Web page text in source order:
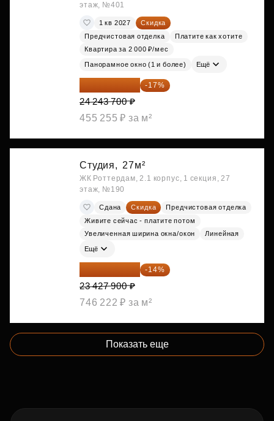
этаж, №401
1 кв 2027
Скидка
Предчистовая отделка
Платите как хотите
Квартира за 2 000 ₽/мес
Панорамное окно (1 и более) Ещё
20 122 271 ₽ -17%
24 243 700 ₽
455 255 ₽ за м²
Студия, 27м²
ЖК Роттердам, 2.1 корпус, 1 секция, 27
этаж, №190
Сдана Скидка
Предчистовая отделка
Живите сейчас - платите потом
Увеличенная ширина окна/окон
Линейная
Ещё
20 147 994 ₽ -14%
23 427 900 ₽
746 222 ₽ за м²
Показать еще